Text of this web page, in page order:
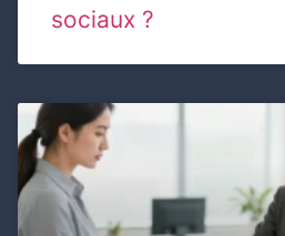
sociaux ?